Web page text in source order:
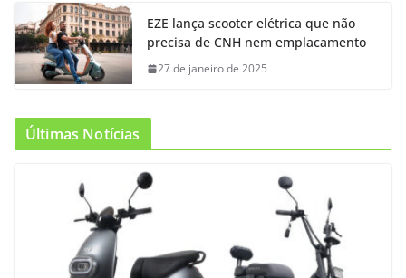
EZE lança scooter elétrica que não
precisa de CNH nem emplacamento
27 de janeiro de 2025
Últimas Notícias